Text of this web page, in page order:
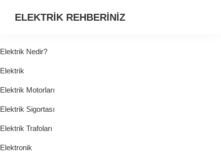
ELEKTRİK REHBERİNİZ
HER
ŞEY...
Elektrik Nedir?
Elektrik
Elektrik Motorları
Elektrik Sigortası
Elektrik Trafoları
Elektronik